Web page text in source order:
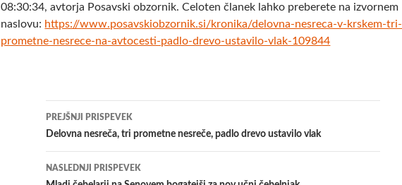
08:30:34, avtorja Posavski obzornik. Celoten članek lahko preberete na izvornem
naslovu: https://www.posavskiobzornik.si/kronika/delovna-nesreca-v-krskem-tri-
prometne-nesrece-na-avtocesti-padlo-drevo-ustavilo-vlak-109844
Krmarjenje
po
prispevkih
PREJŠNJI PRISPEVEK
Delovna nesreča, tri prometne nesreče, padlo drevo ustavilo vlak
NASLEDNJI PRISPEVEK